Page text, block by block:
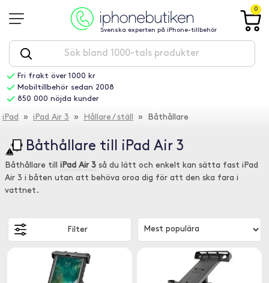
Svenska experten på iPhone-tillbehör
0
Fri frakt över 1000 kr
Mobiltillbehör sedan 2008
850 000 nöjda kunder
iPad » iPad Air 3 » Hållare / ställ » Båthållare
Båthållare till iPad Air 3
Båthållare till iPad Air 3 så du lätt och enkelt kan sätta fast iPad
Air 3 i båten utan att behöva oroa dig för att den ska fara i
vattnet.
Filter